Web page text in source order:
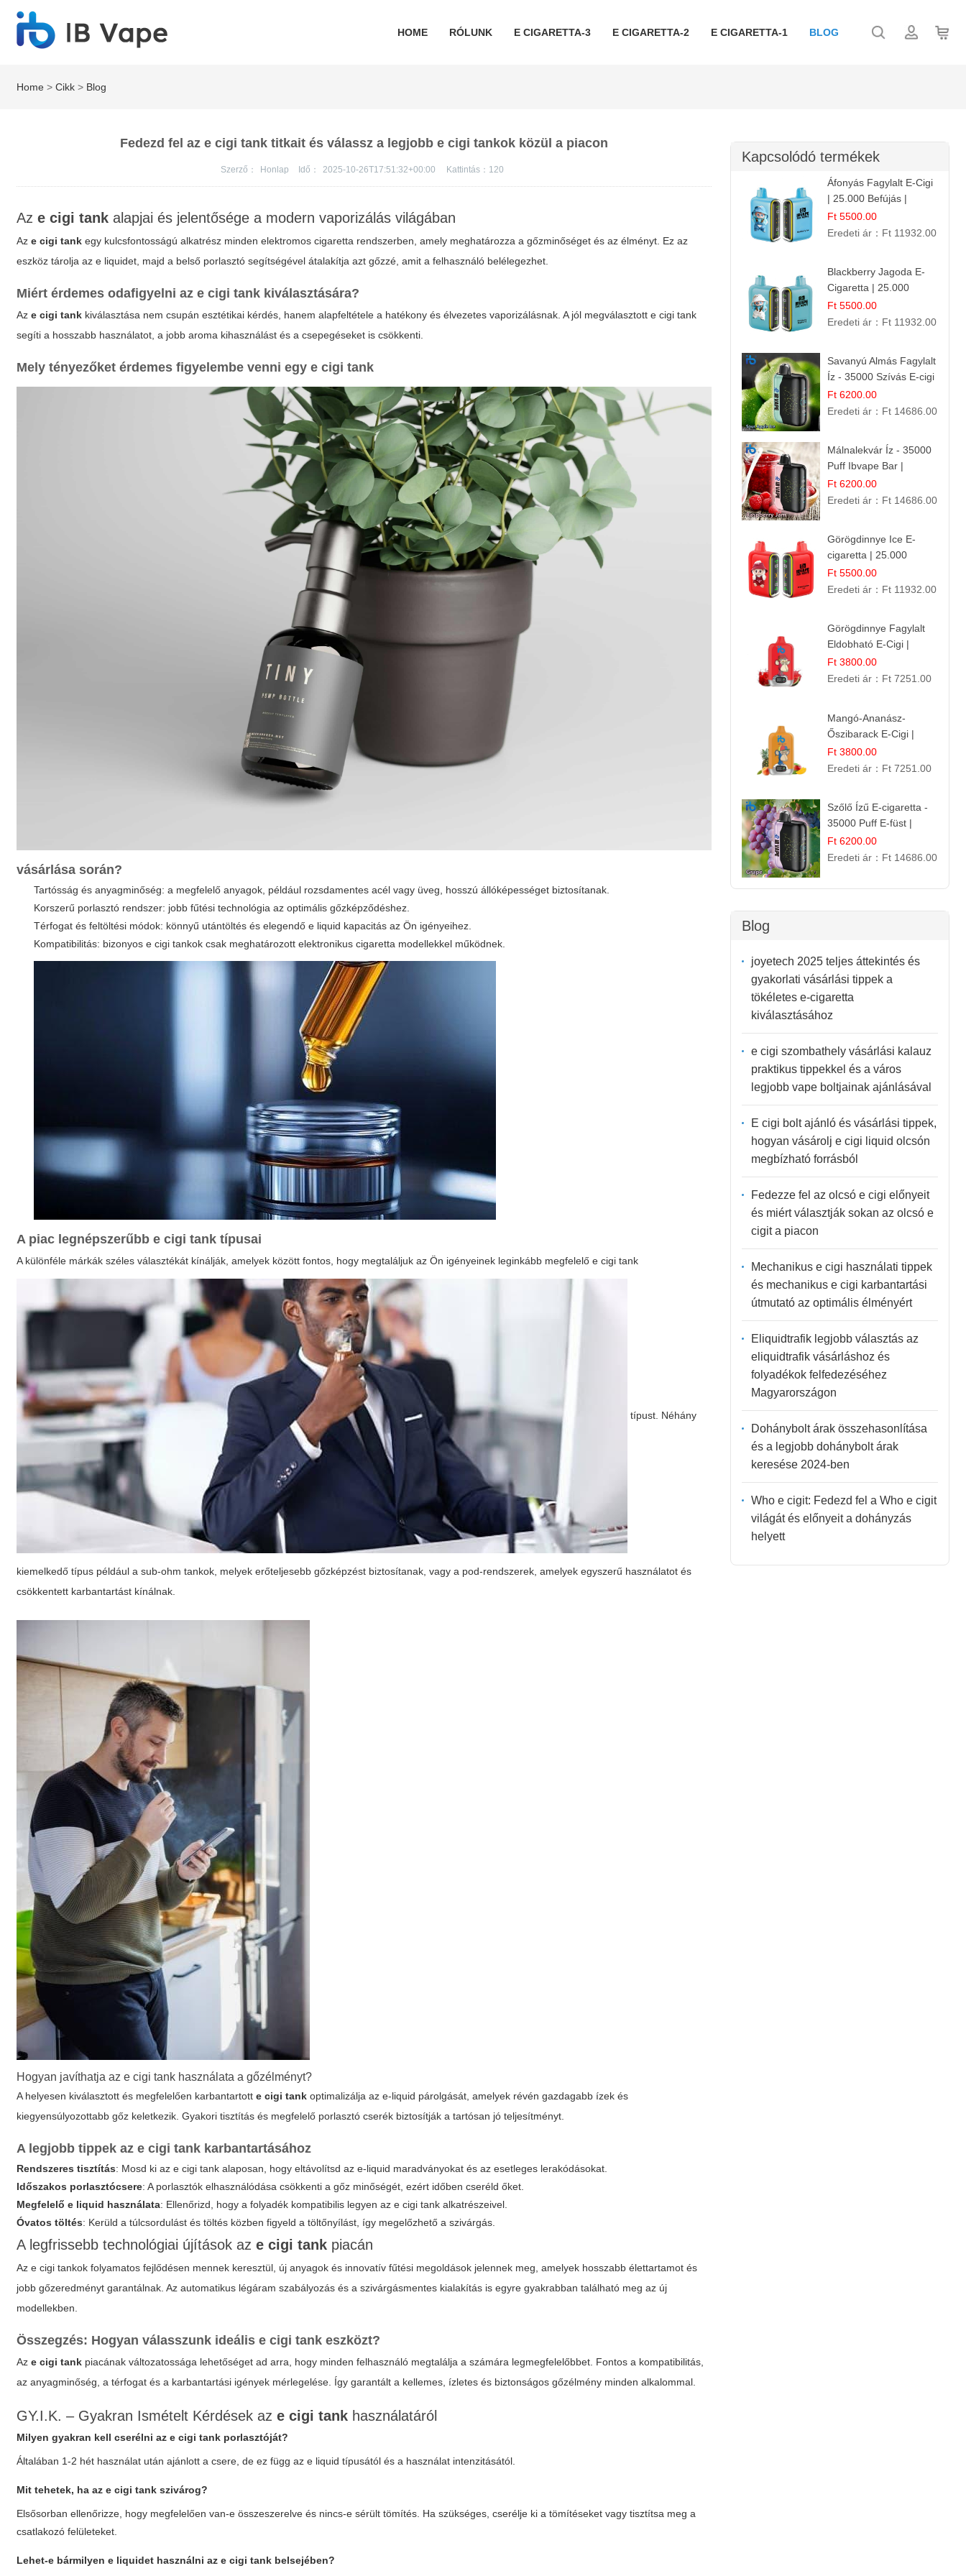
HOME RÓLUNK E CIGARETTA-3 E CIGARETTA-2 E CIGARETTA-1 BLOG
Home >Cikk > Blog
Fedezd fel az e cigi tank titkait és válassz a legjobb e cigi tankok közül a piacon
Szerző： Honlap Idő： 2025-10-26T17:51:32+00:00 Kattintás： 120
Aze cigi tank alapjai és jelentősége a modern vaporizálás világában
Aze cigi tank egy kulcsfontosságú alkatrész minden elektromos cigaretta rendszerben, amely meghatározza a gőzminőséget és az élményt. Ez az
eszköz tárolja az e liquidet, majd a belső porlasztó segítségével átalakítja azt gőzzé, amit a felhasználó belélegezhet.
Miért érdemes odafigyelni aze cigi tank kiválasztására?
Aze cigi tank kiválasztása nem csupán esztétikai kérdés, hanem alapfeltétele a hatékony és élvezetes vaporizálásnak. A jól megválasztotte cigi tank
segíti a hosszabb használatot, a jobb aroma kihasználást és a csepegéseket is csökkenti.
Mely tényezőket érdemes figyelembe venni egye cigi tank
vásárlása során?
Tartósság és anyagminőség: a megfelelő anyagok, például rozsdamentes acél vagy üveg, hosszú állóképességet biztosítanak.
Korszerű porlasztó rendszer: jobb fűtési technológia az optimális gőzképződéshez.
Térfogat és feltöltési módok: könnyű utántöltés és elegendő e liquid kapacitás az Ön igényeihez.
Kompatibilitás: bizonyose cigi tankok csak meghatározott elektronikus cigaretta modellekkel működnek.
A piac legnépszerűbbe cigi tank típusai
A különféle márkák széles választékát kínálják, amelyek között fontos, hogy megtaláljuk az Ön igényeinek leginkább megfelelőe cigi tank
típust. Néhány
kiemelkedő típus például a sub-ohm tankok, melyek erőteljesebb gőzképzést biztosítanak, vagy a pod-rendszerek, amelyek egyszerű használatot és
csökkentett karbantartást kínálnak.
Hogyan javíthatja aze cigi tank használata a gőzélményt?
A helyesen kiválasztott és megfelelően karbantartotte cigi tank optimalizálja az e-liquid párolgását, amelyek révén gazdagabb ízek és
kiegyensúlyozottabb gőz keletkezik. Gyakori tisztítás és megfelelő porlasztó cserék biztosítják a tartósan jó teljesítményt.
A legjobb tippek aze cigi tank karbantartásához
Rendszeres tisztítás: Mosd ki aze cigi tank alaposan, hogy eltávolítsd az e-liquid maradványokat és az esetleges lerakódásokat.
Időszakos porlasztócsere: A porlasztók elhasználódása csökkenti a gőz minőségét, ezért időben cseréld őket.
Megfelelő e liquid használata: Ellenőrizd, hogy a folyadék kompatibilis legyen aze cigi tank alkatrészeivel.
Óvatos töltés: Kerüld a túlcsordulást és töltés közben figyeld a töltőnyílást, így megelőzhető a szivárgás.
A legfrissebb technológiai újítások aze cigi tank piacán
Aze cigi tankok folyamatos fejlődésen mennek keresztül, új anyagok és innovatív fűtési megoldások jelennek meg, amelyek hosszabb élettartamot és
jobb gőzeredményt garantálnak. Az automatikus légáram szabályozás és a szivárgásmentes kialakítás is egyre gyakrabban található meg az új
modellekben.
Összegzés: Hogyan válasszunk ideálise cigi tank eszközt?
Aze cigi tank piacának változatossága lehetőséget ad arra, hogy minden felhasználó megtalálja a számára legmegfelelőbbet. Fontos a kompatibilitás,
az anyagminőség, a térfogat és a karbantartási igények mérlegelése. Így garantált a kellemes, ízletes és biztonságos gőzélmény minden alkalommal.
GY.I.K. – Gyakran Ismételt Kérdések aze cigi tank használatáról
Milyen gyakran kell cserélni aze cigi tank porlasztóját?
Általában 1-2 hét használat után ajánlott a csere, de ez függ az e liquid típusától és a használat intenzitásától.
Mit tehetek, ha aze cigi tank szivárog?
Elsősorban ellenőrizze, hogy megfelelően van-e összeszerelve és nincs-e sérült tömítés. Ha szükséges, cserélje ki a tömítéseket vagy tisztítsa meg a
csatlakozó felületeket.
Lehet-e bármilyen e liquidet használni aze cigi tank belsejében?
Kapcsolódó termékek
Áfonyás Fagylalt E-Cigi
| 25.000 Befújás |
Eldobható E-Cigaretta
Ft 5500.00
Eredeti ár： Ft 11932.00
Blackberry Jagoda E-
Cigaretta | 25.000
Szívás | Ízesített E-
Liquid
Ft 5500.00
Eredeti ár： Ft 11932.00
Savanyú Almás Fagylalt
Íz - 35000 Szívás E-cigi
Ft 6200.00
Eredeti ár： Ft 14686.00
Málnalekvár Íz - 35000
Puff Ibvape Bar |
Gazdag Gyümölcsös
Ízélmény!
Ft 6200.00
Eredeti ár： Ft 14686.00
Görögdinnye Ice E-
cigaretta | 25.000
Befújás | Premium E-
Liquid
Ft 5500.00
Eredeti ár： Ft 11932.00
Görögdinnye Fagylalt
Eldobható E-Cigi |
12.000 Szívás | Édes
Vízidín Íz
Ft 3800.00
Eredeti ár： Ft 7251.00
Mangó-Ananász-
Őszibarack E-Cigi |
12.000 Befújás |
Tropikus Gyümölcs Íz
Ft 3800.00
Eredeti ár： Ft 7251.00
Szőlő Ízű E-cigaretta -
35000 Puff E-füst |
Intenzív
Gyümölcsélmény!
Ft 6200.00
Eredeti ár： Ft 14686.00
Blog
joyetech 2025 teljes áttekintés és
gyakorlati vásárlási tippek a
tökéletes e-cigaretta
kiválasztásához
e cigi szombathely vásárlási kalauz
praktikus tippekkel és a város
legjobb vape boltjainak ajánlásával
E cigi bolt ajánló és vásárlási tippek,
hogyan vásárolj e cigi liquid olcsón
megbízható forrásból
Fedezze fel az olcsó e cigi előnyeit
és miért választják sokan az olcsó e
cigit a piacon
Mechanikus e cigi használati tippek
és mechanikus e cigi karbantartási
útmutató az optimális élményért
Eliquidtrafik legjobb választás az
eliquidtrafik vásárláshoz és
folyadékok felfedezéséhez
Magyarországon
Dohánybolt árak összehasonlítása
és a legjobb dohánybolt árak
keresése 2024-ben
Who e cigit: Fedezd fel a Who e cigit
világát és előnyeit a dohányzás
helyett